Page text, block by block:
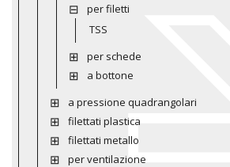
per filetti
TSS
per schede
a bottone
a pressione quadrangolari
filettati plastica
filettati metallo
per ventilazione